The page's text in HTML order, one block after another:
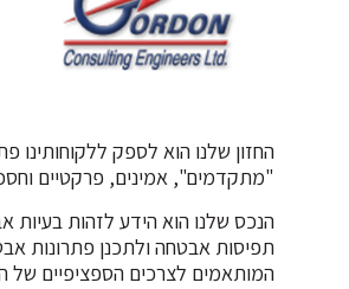
החזון שלנו הוא לספק ללקוחותינו
"מתקדמים", אמינים, פרקטיים
הנכס שלנו הוא הידע לזהות בעיות
תפיסות אבטחה ולתכנן פתרונות
המותאמים לצרכים הספציפיים של